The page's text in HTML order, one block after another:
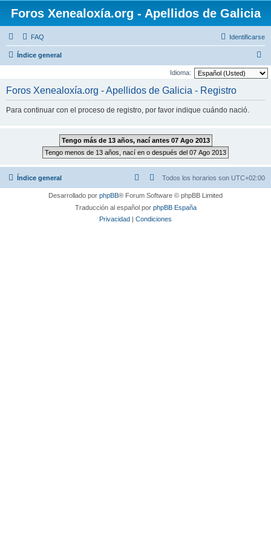
Foros Xenealoxía.org - Apellidos de Galicia
FAQ Identificarse
Índice general
u
Idioma:
Foros Xenealoxía.org - Apellidos de Galicia - Registro
Para continuar con el proceso de registro, por favor indique cuándo nació.
Índice general Todos los horarios son UTC+02:00
Desarrollado por phpBB® Forum Software © phpBB Limited
Traducción al español por phpBB España
Privacidad | Condiciones